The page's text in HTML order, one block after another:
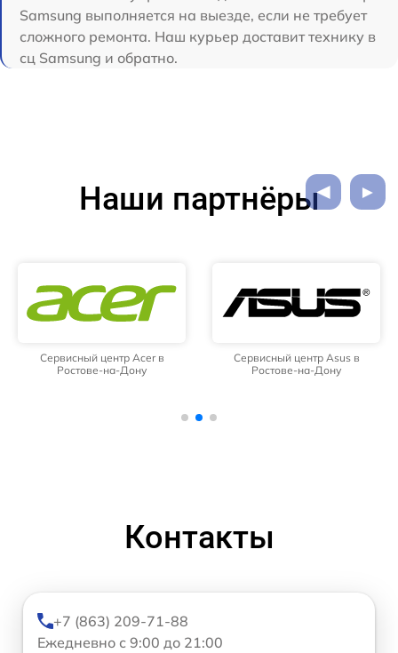
Samsung выполняется на выезде, если не требует
сложного ремонта. Наш курьер доставит технику в
сц Samsung и обратно.
Наши партнёры
Сервисный центр Acer в
Ростове-на-Дону
Сервисный центр Asus в
Ростове-на-Дону
Контакты
+7 (863) 209-71-88
Ежедневно с 9:00 до 21:00